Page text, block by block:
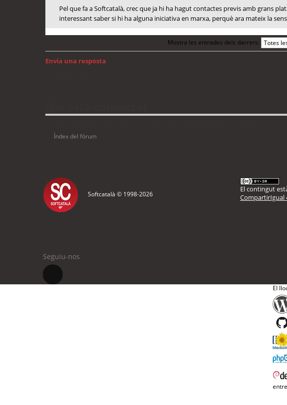
Pel que fa a Softcatalà, crec que ja hi ha hagut contactes previs amb grans
interessant saber si hi ha alguna iniciativa en marxa, perquè ara mateix la
Mostra les entrades dels darrers:
Envia una resposta
Índex del fòrum
Softcatalà © 1998-2026
El contingut
CompartirIgual
Seguiu-nos
El